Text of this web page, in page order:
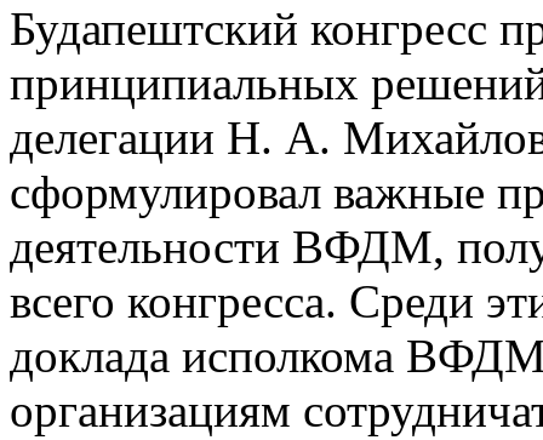
Будапештский конгресс
принципиальных
делегации Н. А.
сформулировал важные
деятельности ВФДМ,
всего конгресса. Среди
доклада исполкома
организациям